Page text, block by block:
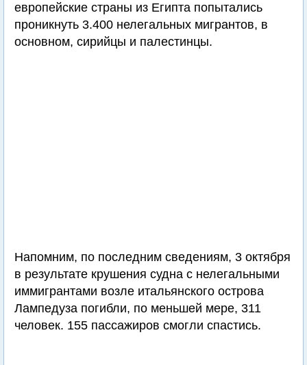
европейские страны из Египта попытались
проникнуть 3.400 нелегальных мигрантов, в
основном, сирийцы и палестинцы.
Напомним, по последним сведениям, 3 октября
в результате крушения судна с нелегальными
иммигрантами возле итальянского острова
Лампедуза погибли, по меньшей мере, 311
человек. 155 пассажиров смогли спастись.